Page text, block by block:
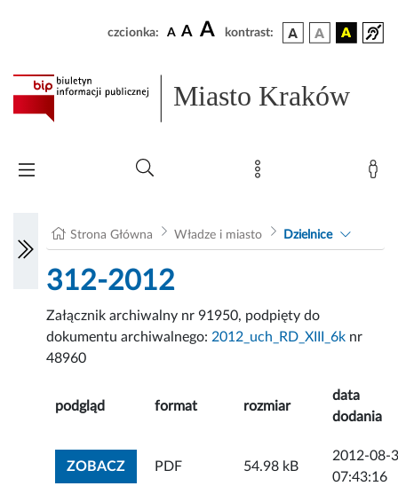
czcionka: A A A kontrast:
Miasto Kraków
Strona Główna Władze i miasto Dzielnice
312-2012
Załącznik archiwalny nr 91950, podpięty do
dokumentu archiwalnego: 2012_uch_RD_XIII_6k nr
48960
podgląd format rozmiar
data
dodania
ZOBACZZOBACZ ZAŁĄCZNIK
PDF 54.98 kB
2012-08-
07:43:16